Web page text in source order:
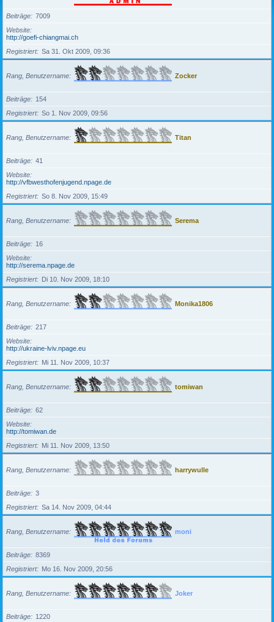
Beiträge
7009
Website
http://goefi-chiangmai.ch
Registriert
Sa 31. Okt 2009, 09:36
Rang, Benutzername Zocker
Beiträge
154
Registriert
So 1. Nov 2009, 09:56
Rang, Benutzername Titan
Beiträge
41
Website
http://vfbwesthofenjugend.npage.de
Registriert
So 8. Nov 2009, 15:49
Rang, Benutzername Serema
Beiträge
16
Website
http://serema.npage.de
Registriert
Di 10. Nov 2009, 18:10
Rang, Benutzername Monika1806
Beiträge
217
Website
http://ukraine-lviv.npage.eu
Registriert
Mi 11. Nov 2009, 10:37
Rang, Benutzername tomiwan
Beiträge
62
Website
http://tomiwan.de
Registriert
Mi 11. Nov 2009, 13:50
Rang, Benutzername harrywulle
Beiträge
3
Registriert
Sa 14. Nov 2009, 04:44
Rang, Benutzername moni
Beiträge
8369
Registriert
Mo 16. Nov 2009, 20:56
Rang, Benutzername Joker
Beiträge
1220